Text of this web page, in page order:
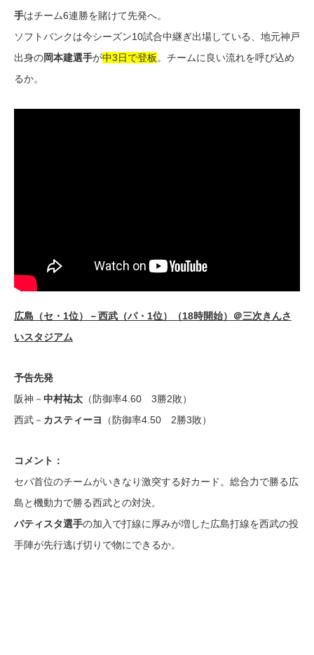
手はチーム6連勝を賭けて先発へ。
ソフトバンクは今シーズン10試合中継ぎ出場している、地元神戸
出身の岡本建選手が中3日で登板 。チームに良い流れを呼び込め
るか。
広島（セ・1位）－西武（パ・1位）（18時開始）＠三次きんさ
いスタジアム
予告先発
阪神－ 中村祐太 （防御率4.60 3勝2敗）
西武－ カスティーヨ （防御率4.50 2勝3敗）
コメント：
セパ首位のチームがいきなり激突する好カード。総合力で勝る広
島と機動力で勝る西武との対決。
バティスタ選手の加入で打線に厚みが増した広島打線を西武の投
手陣が先行逃げ切りで物にできるか。